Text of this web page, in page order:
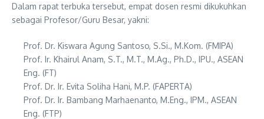
Dalam rapat terbuka tersebut, empat dosen resmi dikukuhkan
sebagai Profesor/Guru Besar, yakni:
Prof. Dr. Kiswara Agung Santoso, S.Si., M.Kom. (FMIPA)
Prof. Ir. Khairul Anam, S.T., M.T., M.Ag., Ph.D., IPU., ASEAN
Eng. (FT)
Prof. Dr. Ir. Evita Soliha Hani, M.P. (FAPERTA)
Prof. Dr. Ir. Bambang Marhaenanto, M.Eng., IPM., ASEAN
Eng. (FTP)